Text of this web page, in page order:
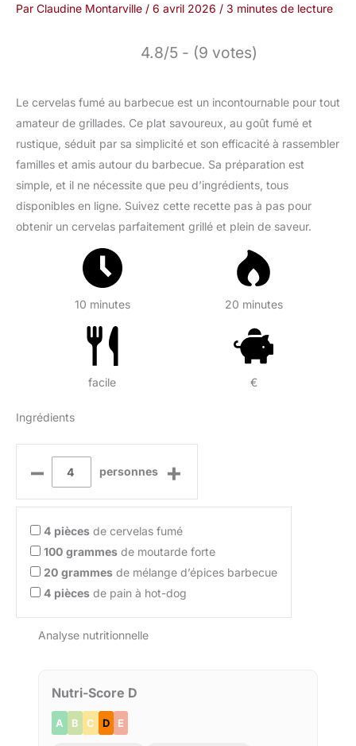
Par Claudine Montarville / 6 avril 2026 / 3 minutes de lecture
4.8/5 - (9 votes)
Le cervelas fumé au barbecue est un incontournable pour tout
amateur de grillades. Ce plat savoureux, au goût fumé et
rustique, séduit par sa simplicité et son efficacité à rassembler
familles et amis autour du barbecue. Sa préparation est
simple, et il ne nécessite que peu d’ingrédients, tous
disponibles en ligne. Suivez cette recette pas à pas pour
obtenir un cervelas parfaitement grillé et plein de saveur.
10 minutes 20 minutes
facile €
Ingrédients
– personnes +
4 pièces de cervelas fumé
100 grammes de moutarde forte
20 grammes de mélange d’épices barbecue
4 pièces de pain à hot-dog
Analyse nutritionnelle
Nutri-Score D
A B C D E